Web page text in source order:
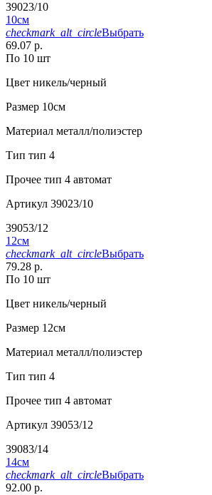
39023/10
10см
checkmark_alt_circleВыбрать
69.07 р.
По 10 шт
Цвет никель/черный
Размер 10см
Материал металл/полиэстер
Тип тип 4
Прочее тип 4 автомат
Артикул 39023/10
39053/12
12см
checkmark_alt_circleВыбрать
79.28 р.
По 10 шт
Цвет никель/черный
Размер 12см
Материал металл/полиэстер
Тип тип 4
Прочее тип 4 автомат
Артикул 39053/12
39083/14
14см
checkmark_alt_circleВыбрать
92.00 р.